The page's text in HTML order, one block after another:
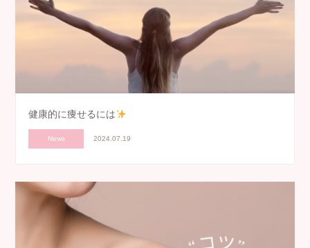
健康的に痩せるには
News 2024.07.19